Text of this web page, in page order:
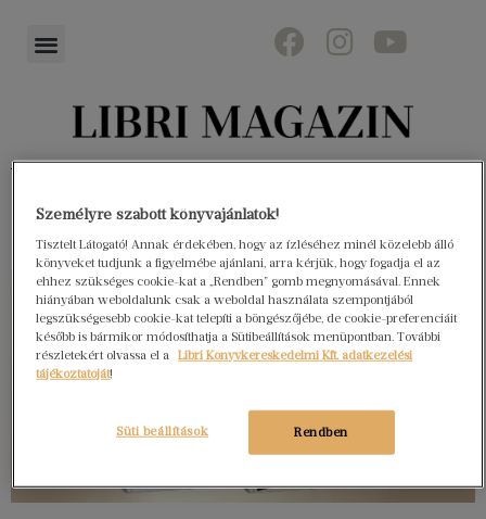
Könyvektől az olvasókig
Személyre szabott könyvajánlatok!
Tisztelt Látogató! Annak érdekében, hogy az ízléséhez minél közelebb álló
könyveket tudjunk a figyelmébe ajánlani, arra kérjük, hogy fogadja el az
ehhez szükséges cookie-kat a „Rendben” gomb megnyomásával. Ennek
hiányában weboldalunk csak a weboldal használata szempontjából
legszükségesebb cookie-kat telepíti a böngészőjébe, de cookie-preferenciáit
később is bármikor módosíthatja a Sütibeállítások menüpontban. További
részletekért olvassa el a
Libri Könyvkereskedelmi Kft. adatkezelési
tájékoztatóját!
Rendben
Süti beállítások